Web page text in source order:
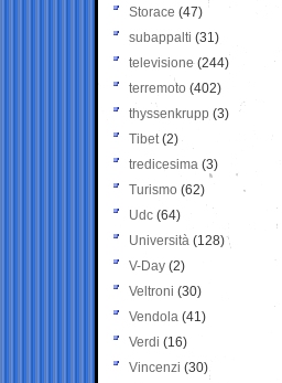
Storace (47)
subappalti (31)
televisione(244)
terremoto (402)
thyssenkrupp (3)
Tibet(2)
tredicesima (3)
Turismo (62)
Udc (64)
Università (128)
V-Day (2)
Veltroni (30)
Vendola (41)
Verdi (16)
Vincenzi (30)